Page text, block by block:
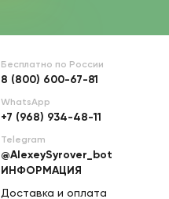
Бесплатно по России
8 (800) 600-67-81
WhatsApp
+7 (968) 934-48-11
Telegram
@AlexeySyrover_bot
ИНФОРМАЦИЯ
Доставка и оплата